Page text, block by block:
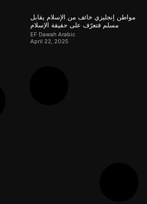
مواطن إنجليزي خائف من الإسلام يقابل
مسلم فتعرّف على حقيقة الإسلام
EF Dawah Arabic
April 22, 2025